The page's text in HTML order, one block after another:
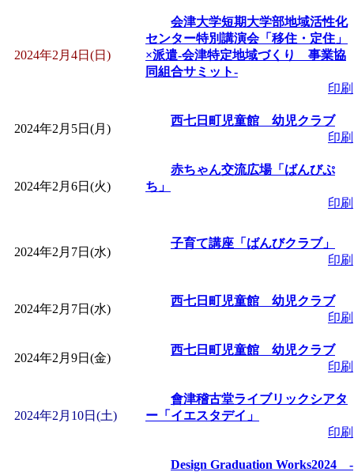
付期間：2026/08/10～
「まだまだ暑い！コ
レクリエーション
」 受付期
「皆鶴姫のこびる塾
～」 受付期間：～
間：2026/08/10～2026/
「赤ちゃん交流広場
間：2026/08/10～2026/
みなづる号乗車体
2024年2月4日(日)
会津大学短期大学部地域活性化
センター特別講演会「移住・定住」
×派遣-会津特定地域づくり 事業協
同組合サミット-
印刷
2024年2月5日(月)
西七日町児童館 幼児クラブ
印刷
2024年2月6日(火)
赤ちゃん交流広場「ばんびぷ
ち」
印刷
2024年2月7日(水)
子育て講座「ばんびクラブ」
印刷
2024年2月7日(水)
西七日町児童館 幼児クラブ
印刷
2024年2月9日(金)
西七日町児童館 幼児クラブ
印刷
2024年2月10日(土)
會津稽古堂ライブリックシアタ
ー「イエスタデイ」
印刷
Design Graduation Works2024 ‐